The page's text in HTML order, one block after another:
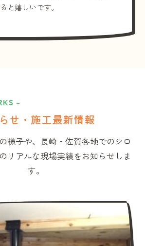
と嬉しいです。
-
せ・施工最新情報
様子や、長崎・佐賀各地でのシロ
リアルな現場実績をお知らせしま
す。